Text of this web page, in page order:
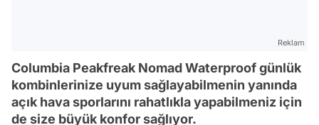
Reklam
Columbia Peakfreak Nomad Waterproof günlük
kombinlerinize uyum sağlayabilmenin yanında
açık hava sporlarını rahatlıkla yapabilmeniz için
de size büyük konfor sağlıyor.